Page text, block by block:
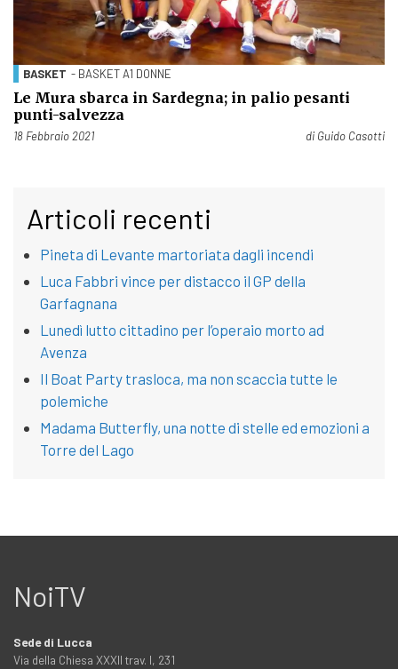
BASKET - BASKET A1 DONNE
Le Mura sbarca in Sardegna; in palio pesanti
punti-salvezza
Pubblicato il
18 Febbraio 2021 di Guido Casotti
Articoli recenti
Pineta di Levante martoriata dagli incendi
Luca Fabbri vince per distacco il GP della
Garfagnana
Lunedì lutto cittadino per l’operaio morto ad
Avenza
Il Boat Party trasloca, ma non scaccia tutte le
polemiche
Madama Butterfly, una notte di stelle ed emozioni a
Torre del Lago
NoiTV
Sede di Lucca
Via della Chiesa XXXII trav. I, 231